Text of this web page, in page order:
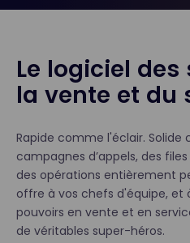
Le logiciel
la vente et du
Rapide comme l'éclair. Solide
campagnes d’appels, des
des opérations entièrement
offre à vos chefs d'équipe, et
pouvoirs en vente et en
de véritables super-héros.